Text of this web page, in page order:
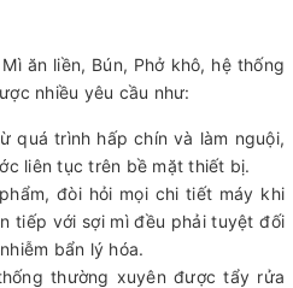
ăn liền, Bún, Phở khô, hệ thống
nhiều yêu cầu như:
quá trình hấp chín và làm nguội,
liên tục trên bề mặt thiết bị.
đòi hỏi mọi chi tiết máy khi
tiếp với sợi mì đều phải tuyệt đối
bẩn lý hóa.
thường xuyên được tẩy rửa